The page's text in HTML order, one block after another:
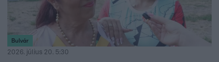
Bulvár
2026. július 20. 5:30